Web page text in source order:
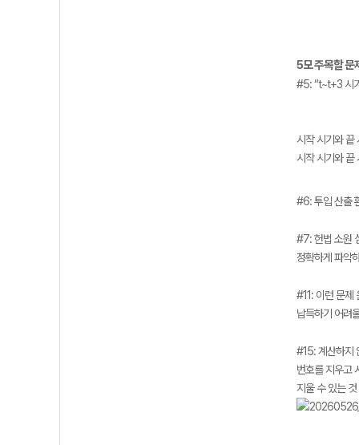
5모 주목할 문
#5:“t~t+3 시
시작 시기와 끝
시작 시기와 끝
#6:투입 산출
#7:헌법 소원
정확하게 파악
#11: 이런 문제
납득하기 어려
#15:계산하지
번호를 지우고
지울 수 있는